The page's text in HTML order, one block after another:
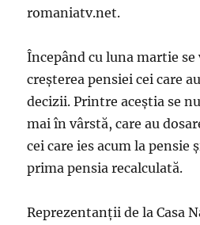
romaniatv.net.
Începând cu luna martie se
creşterea pensiei cei care
decizii. Printre aceştia se
mai în vârstă, care au
cei care ies acum la pensie
prima pensia recalculată.
Reprezentanţii de la Casa